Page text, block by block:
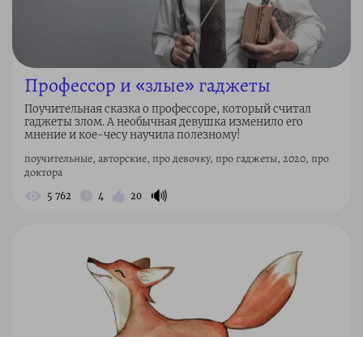
Профессор и «злые» гаджеты
Поучительная сказка о профессоре, который считал
гаджеты злом. А необычная девушка изменило его
мнение и кое-чесу научила полезному!
поучительные, авторские, про девочку, про гаджеты, 2020, про
доктора
5 762 4 20 🔊